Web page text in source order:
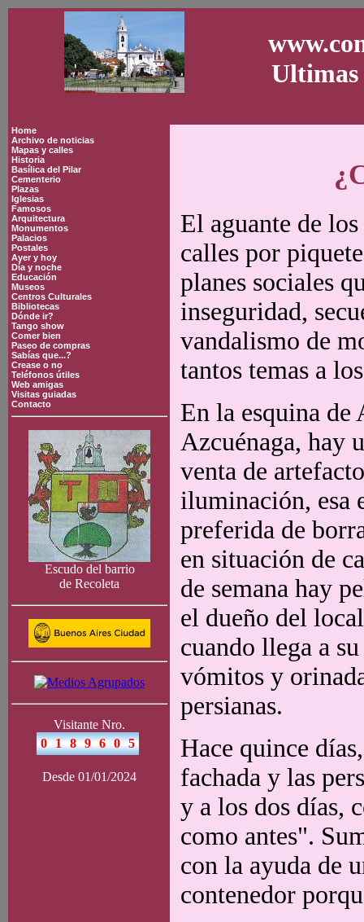
Ultimas
Home
Archivo de noticias
Mapas y calles
Historia
Basílica del Pilar
Cementerio
Plazas
Iglesias
Famosos
Arquitectura
Monumentos
Palacios
Postales
Ayer y hoy
Día y noche
Educación
Museos
Centros Culturales
Bibliotecas
Dónde ir?
Tango show
Comer bien
Paseo de compras
Sabías que...?
Crease o no
Teléfonos útiles
Web amigas
Visitas guiadas
Contacto
Escudo del barrio
de Recoleta
Visitante Nro.
Desde 01/01/2024
El aguante de
calles por
planes sociales
inseguridad,
vandalismo de
tantos temas a
En la esquina de
Azcuénaga, hay
venta de
iluminación, esa
preferida de
en situación de
de semana hay
el dueño del
cuando llega a
vómitos y
persianas.
Hace quince
fachada y las
y a los dos días,
como antes".
con la ayuda de
contenedor